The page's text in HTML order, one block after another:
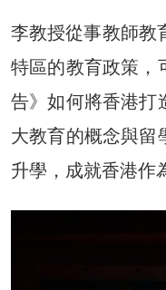
李教授從事教師教
特區的教育政策，
告》如何將香港打
大教育的概念與留
升學，成就香港作